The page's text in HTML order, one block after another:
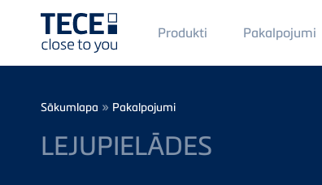
Main
Menü
1
Produkti Pakalpojumi
Breadcrumb
Sākumlapa » Pakalpojumi
LEJUPIELĀDES